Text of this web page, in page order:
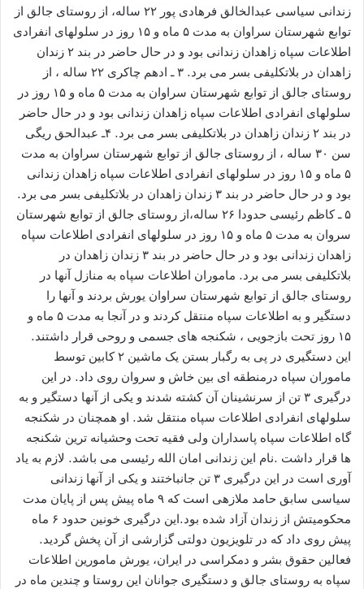
زندانی سیاسی عبدالخالق فرهادی پور ۲۲ ساله، از روستای جالق از
توابع شهرستان سراوان به مدت ۵ ماه و ۱۵ روز در سلولهای انفرادی
اطلاعات سپاه زاهدان زندانی بود و در حال حاضر در بند ۲ زندان
زاهدان در بلاتکلیفی بسر می برد. ۳ ـ ادهم چاکری ۲۲ ساله ، از
روستای جالق از توابع شهرستان سراوان به مدت ۵ ماه و ۱۵ روز در
سلولهای انفرادی اطلاعات سپاه زاهدان زندانی بود و در حال حاضر
در بند ۲ زندان زاهدان در بلاتکلیفی بسر می برد. ۴ـ عبدالحق ریگی
سن ۳۰ ساله ، از روستای جالق از توابع شهرستان سراوان به مدت
۵ ماه و ۱۵ روز در سلولهای انفرادی اطلاعات سپاه زاهدان زندانی
بود و در حال حاضر در بند ۳ زندان زاهدان در بلاتکلیفی بسر می برد.
۵ ـ کاظم رئیسی حدودا ۲۶ ساله،از روستای جالق از توابع شهرستان
سروان به مدت ۵ ماه و ۱۵ روز در سلولهای انفرادی اطلاعات سپاه
زاهدان زندانی بود و در حال حاضر در بند ۳ زندان زاهدان در
بلاتکلیفی بسر می برد. ماموران اطلاعات سپاه به منازل آنها در
روستای جالق از توابع شهرستان سراوان یورش بردند و آنها را
دستگیر و به اطلاعات سپاه منتقل کردند و در آنجا به مدت ۵ ماه و
۱۵ روز تحت بازجویی ، شکنجه های جسمی و روحی قرار داشتند.
این دستگیری در پی به رگبار بستن یک ماشین ۲ کابین توسط
ماموران سپاه درمنطقه ای بین خاش و سروان روی داد. در این
درگیری ۳ تن از سرنشینان آن کشته شدند و یکی از آنها دستگیر و به
سلولهای انفرادی اطلاعات سپاه منتقل شد. او همچنان در شکنجه
گاه اطلاعات سپاه پاسداران ولی فقیه تحت وحشیانه ترین شکنجه
ها قرار داشت .نام این زندانی امان الله رئیسی می باشد. لازم به یاد
آوری است در این درگیری ۳ تن جانباختند و یکی از آنها زندانی
سیاسی سابق حامد ملازهی است که ۹ ماه پیش پس از پایان مدت
محکومیتش از زندان آزاد شده بود.این درگیری خونین حدود ۶ ماه
پیش روی داد که در تلویزیون دولتی گزارشی از آن پخش گردید.
فعالین حقوق بشر و دمکراسی در ایران، یورش مامورین اطلاعات
سپاه به روستای جالق و دستگیری جوانان این روستا و چندین ماه در